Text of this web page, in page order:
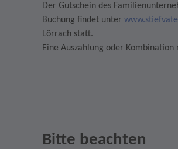
Der Gutschein des
Buchung findet unter
Lörrach statt.
Eine Auszahlung oder
Bitte beachten